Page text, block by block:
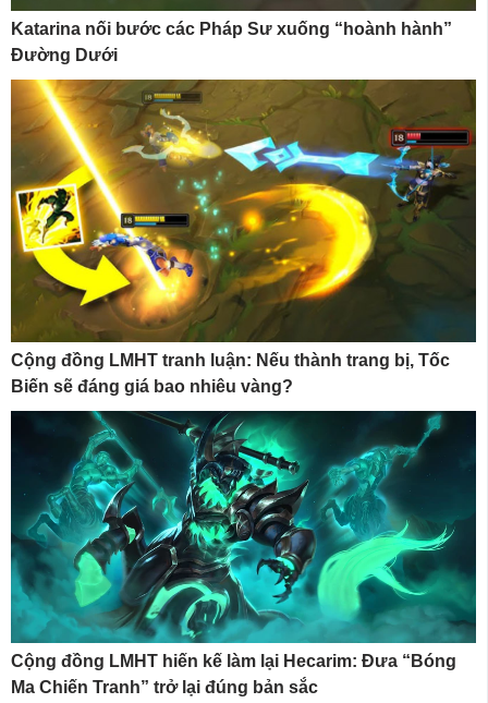
Katarina nối bước các Pháp Sư xuống “hoành hành”
Đường Dưới
Cộng đồng LMHT tranh luận: Nếu thành trang bị, Tốc
Biến sẽ đáng giá bao nhiêu vàng?
Cộng đồng LMHT hiến kế làm lại Hecarim: Đưa “Bóng
Ma Chiến Tranh” trở lại đúng bản sắc